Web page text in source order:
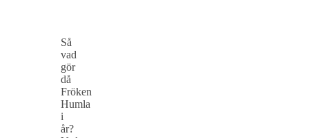
Så
vad
gör
då
Fröken
Humla
i
år?